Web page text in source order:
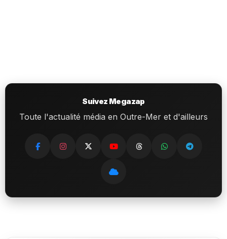
Suivez Megazap
Toute l'actualité média en Outre-Mer et d'ailleurs